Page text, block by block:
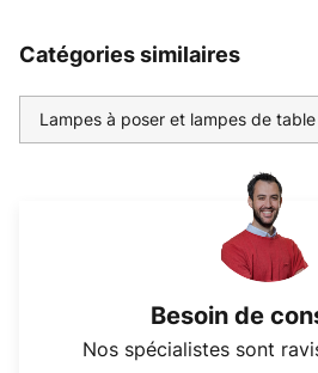
Catégories similaires
Lampes à poser et lampes de
Besoin de
Nos spécialistes sont